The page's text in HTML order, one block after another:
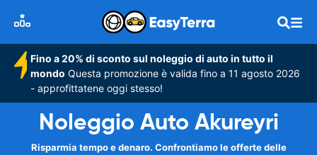
Fino a 20% di sconto sul noleggio di auto in tutto il
mondo Questa promozione è valida fino a 11 agosto 2026
- approfittatene oggi stesso!
Noleggio Auto Akureyri
Risparmia tempo e denaro. Confrontiamo le offerte delle